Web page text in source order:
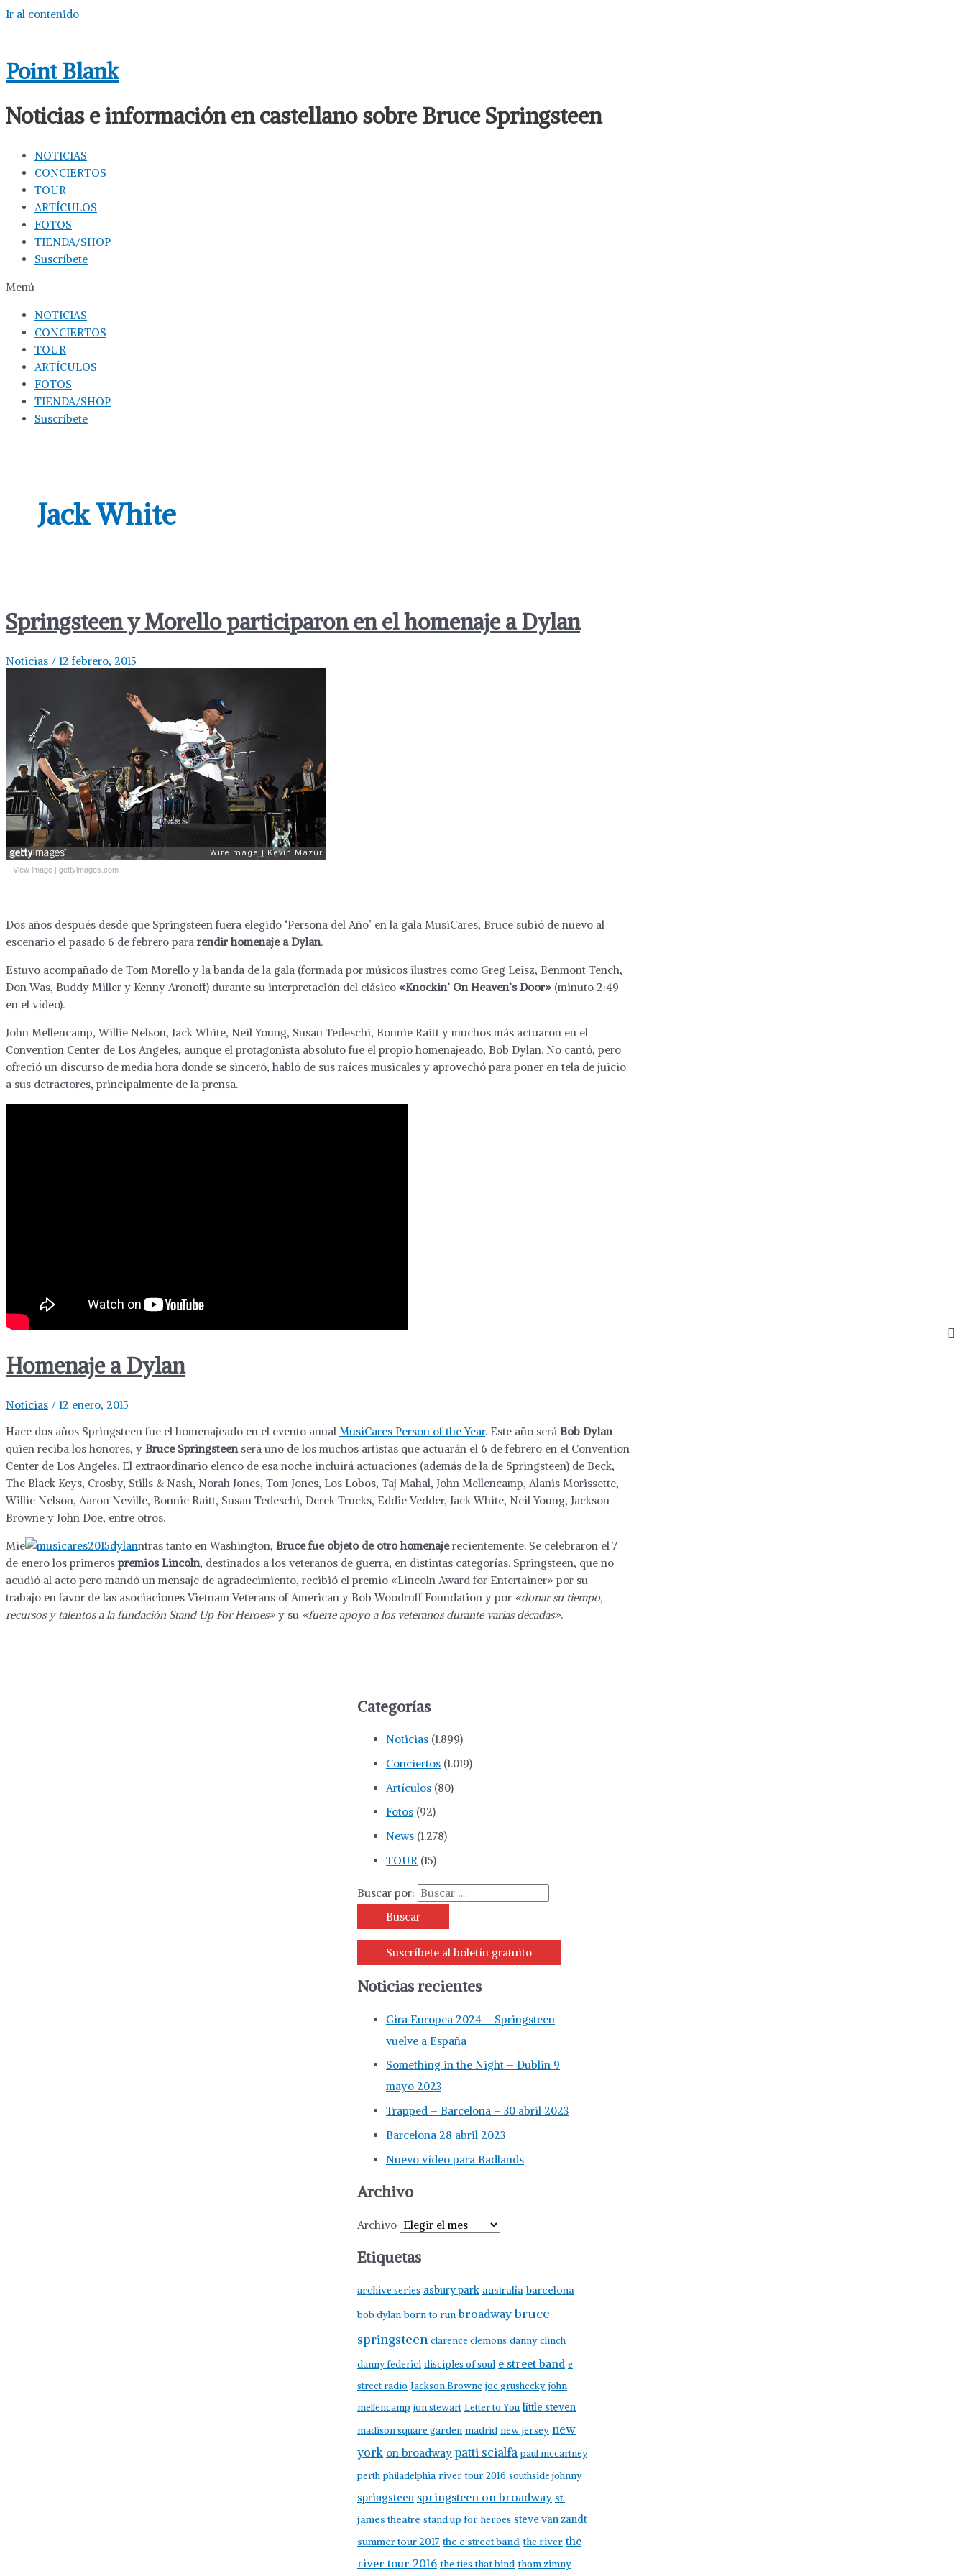
Ir al contenido
Point Blank
Noticias e información en castellano sobre Bruce Springsteen
NOTICIAS
CONCIERTOS
TOUR
ARTÍCULOS
FOTOS
TIENDA/SHOP
Suscríbete
Menú
NOTICIAS
CONCIERTOS
TOUR
ARTÍCULOS
FOTOS
TIENDA/SHOP
Suscríbete
Jack White
Springsteen y Morello participaron en el homenaje a Dylan
Noticias / 12 febrero, 2015
View image | gettyimages.com
Dos años después desde que Springsteen fuera elegido ‘Persona del Año’ en la gala MusiCares, Bruce subió de nuevo al
escenario el pasado 6 de febrero pararendir homenaje a Dylan.
Estuvo acompañado de Tom Morello y la banda de la gala (formada por músicos ilustres como Greg Leisz, Benmont Tench,
Don Was, Buddy Miller y Kenny Aronoff) durante su interpretación del clásico «Knockin’ On Heaven’s Door» (minuto 2:49
en el vídeo).
John Mellencamp, Willie Nelson, Jack White, Neil Young, Susan Tedeschi, Bonnie Raitt y muchos más actuaron en el
Convention Center de Los Angeles, aunque el protagonista absoluto fue el propio homenajeado, Bob Dylan. No cantó, pero
ofreció un discurso de media hora donde se sinceró, habló de sus raíces musicales y aprovechó para poner en tela de juicio
a sus detractores, principalmente de la prensa.
Homenaje a Dylan
Noticias / 12 enero, 2015
Hace dos años Springsteen fue el homenajeado en el evento anual MusiCares Person of the Year. Este año será Bob Dylan
quien reciba los honores, y Bruce Springsteenserá uno de los muchos artistas que actuarán el 6 de febrero en el Convention
Center de Los Angeles. El extraordinario elenco de esa noche incluirá actuaciones (además de la de Springsteen) de Beck,
The Black Keys, Crosby, Stills & Nash, Norah Jones, Tom Jones, Los Lobos, Taj Mahal, John Mellencamp, Alanis Morissette,
Willie Nelson, Aaron Neville, Bonnie Raitt, Susan Tedeschi, Derek Trucks, Eddie Vedder, Jack White, Neil Young, Jackson
Browne y John Doe, entre otros.
Mie ntras tanto en Washington, Bruce fue objeto de otro homenajerecientemente. Se celebraron el 7
de enero los primerospremios Lincoln, destinados a los veteranos de guerra, en distintas categorías. Springsteen, que no
acudió al acto pero mandó un mensaje de agradecimiento, recibió el premio «Lincoln Award for Entertainer» por su
trabajo en favor de las asociaciones Vietnam Veterans of American y Bob Woodruff Foundation y por «donar su tiempo,
recursos y talentos a la fundación Stand Up For Heroes» y su «fuerte apoyo a los veteranos durante varias décadas».
Categorías
Noticias (1.899)
Conciertos (1.019)
Artículos (80)
Fotos (92)
News (1.278)
TOUR (15)
Buscar por:
Suscríbete al boletín gratuito
Noticias recientes
Gira Europea 2024 – Springsteen
vuelve a España
Something in the Night – Dublin 9
mayo 2023
Trapped – Barcelona – 30 abril 2023
Barcelona 28 abril 2023
Nuevo vídeo para Badlands
Archivo
Archivo
Etiquetas
archive series asbury park australia barcelona
bob dylan born to run broadway bruce
springsteen clarence clemons danny clinch
danny federici disciples of soul e street band e
street radio Jackson Browne joe grushecky john
mellencamp jon stewart Letter to You little steven
madison square garden madrid new jersey new
york on broadway patti scialfa paul mccartney
perth philadelphia river tour 2016 southside johnny
springsteen springsteen on broadway st.
james theatre stand up for heroes steve van zandt
summer tour 2017 the e street band the river the
river tour 2016 the ties that bind thom zimny